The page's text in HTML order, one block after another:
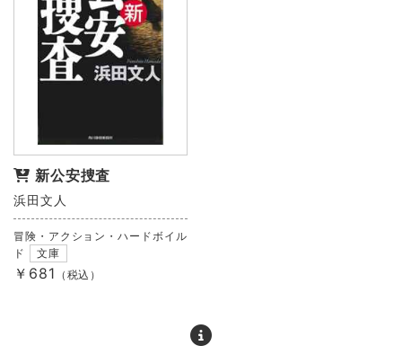
新公安捜査
浜田文人
冒険・アクション・ハードボイル
ド
文庫
￥681 （税込）